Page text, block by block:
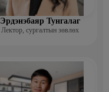
Эрдэнэбаяр Тунгалаг
Лектор, сургалтын зөвлөх